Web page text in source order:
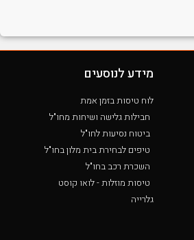
מידע לנוסעים
לוח טיסות בזמן אמת
חבילות גלישה ושיחות מחו"ל
ביטוח נסיעות לחו"ל
טיפים לבחירת בית מלון בחו"ל
השכרת רכב בחו"ל
טיסות מוזלות - לואו קוסט
גלרייה